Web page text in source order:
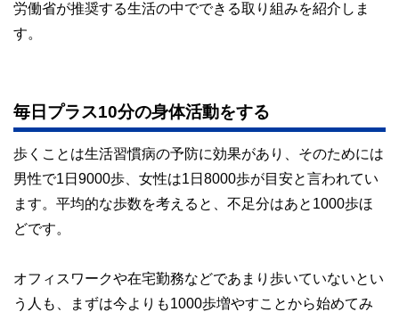
労働省が推奨する生活の中でできる取り組みを紹介しま
す。
毎日プラス10分の身体活動をする
歩くことは生活習慣病の予防に効果があり、そのためには
男性で1日9000歩、女性は1日8000歩が目安と言われてい
ます。平均的な歩数を考えると、不足分はあと1000歩ほ
どです。
オフィスワークや在宅勤務などであまり歩いていないとい
う人も、まずは今よりも1000歩増やすことから始めてみ